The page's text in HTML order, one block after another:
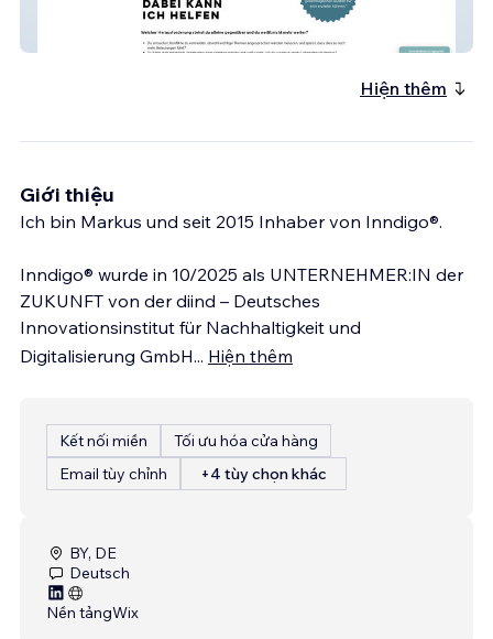
Bettina Cornelius
Hiện thêm
Giới thiệu
Ich bin Markus und seit 2015 Inhaber von Inndigo®.
Inndigo® wurde in 10/2025 als UNTERNEHMER:IN der
ZUKUNFT von der diind – Deutsches
Innovationsinstitut für Nachhaltigkeit und
Digitalisierung GmbH... Hiện thêm
Kết nối miền
Tối ưu hóa cửa hàng
Email tùy chỉnh
+4 tùy chọn khác
BY, DE
Deutsch
Nền tảngWix